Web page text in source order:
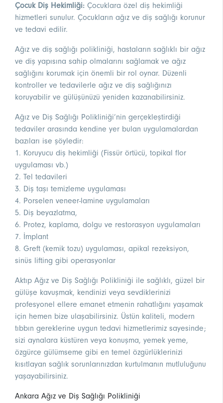
Çocuk Diş Hekimliği: Çocuklara özel diş hekimliği
hizmetleri sunulur. Çocukların ağız ve diş sağlığı korunur
ve tedavi edilir.
Ağız ve diş sağlığı polikliniği, hastaların sağlıklı bir ağız
ve diş yapısına sahip olmalarını sağlamak ve ağız
sağlığını korumak için önemli bir rol oynar. Düzenli
kontroller ve tedavilerle ağız ve diş sağlığınızı
koruyabilir ve gülüşünüzü yeniden kazanabilirsiniz.
Ağız ve Diş Sağlığı Polikliniği’nin gerçekleştirdiği
tedaviler arasında kendine yer bulan uygulamalardan
bazıları ise şöyledir:
1. Koruyucu diş hekimliği (Fissür örtücü, topikal flor
uygulaması vb.)
2. Tel tedavileri
3. Diş taşı temizleme uygulaması
4. Porselen veneer-lamine uygulamaları
5. Diş beyazlatma,
6. Protez, kaplama, dolgu ve restorasyon uygulamaları
7. İmplant
8. Greft (kemik tozu) uygulaması, apikal rezeksiyon,
sinüs lifting gibi operasyonlar
Aktıp Ağız ve Diş Sağlığı Polikliniği ile sağlıklı, güzel bir
gülüşe kavuşmak, kendinizi veya sevdiklerinizi
profesyonel ellere emanet etmenin rahatlığını yaşamak
için hemen bize ulaşabilirsiniz. Üstün kaliteli, modern
tıbbın gereklerine uygun tedavi hizmetlerimiz sayesinde;
sizi aynalara küstüren veya konuşma, yemek yeme,
özgürce gülümseme gibi en temel özgürlüklerinizi
kısıtlayan sağlık sorunlarınızdan kurtulmanın mutluluğunu
yaşayabilirsiniz.
Ankara Ağız ve Diş Sağlığı Polikliniği